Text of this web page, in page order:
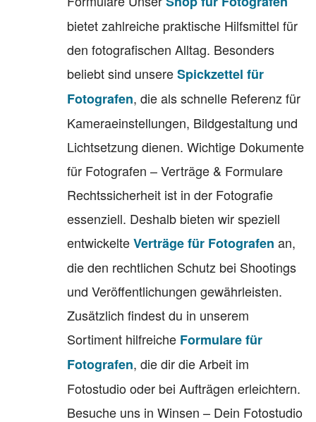
bietet zahlreiche praktische Hilfsmittel für
den fotografischen Alltag. Besonders
beliebt sind unsereSpickzettel für
Fotografen, die als schnelle Referenz für
Kameraeinstellungen, Bildgestaltung und
Lichtsetzung dienen. Wichtige Dokumente
für Fotografen – Verträge & Formulare
Rechtssicherheit ist in der Fotografie
essenziell. Deshalb bieten wir speziell
entwickelteVerträge für Fotografen an,
die den rechtlichen Schutz bei Shootings
und Veröffentlichungen gewährleisten.
Zusätzlich findest du in unserem
Sortiment hilfreiche Formulare für
Fotografen, die dir die Arbeit im
Fotostudio oder bei Aufträgen erleichtern.
Besuche uns in Winsen – Dein Fotostudio